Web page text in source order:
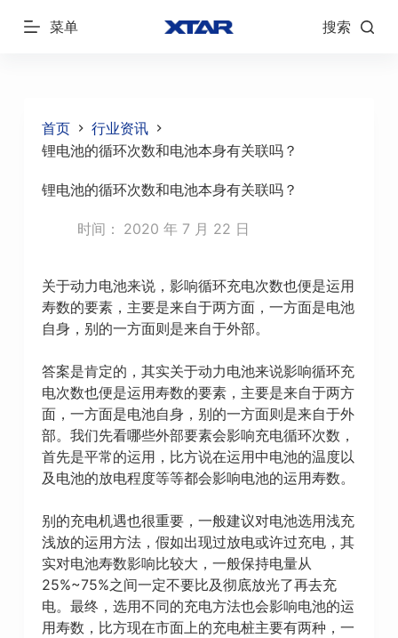
跳
菜单 搜索
首页
行业资讯
锂电池的循环次数和电池本身有关联吗？
锂电池的循环次数和电池本身有关联吗？
时间： 2020 年 7 月 22 日
关于动力电池来说，影响循环充电次数也便是运用
寿数的要素，主要是来自于两方面，一方面是电池
自身，别的一方面则是来自于外部。
答案是肯定的，其实关于动力电池来说影响循环充
电次数也便是运用寿数的要素，主要是来自于两方
面，一方面是电池自身，别的一方面则是来自于外
部。我们先看哪些外部要素会影响充电循环次数，
首先是平常的运用，比方说在运用中电池的温度以
及电池的放电程度等等都会影响电池的运用寿数。
别的充电机遇也很重要，一般建议对电池选用浅充
浅放的运用方法，假如出现过放电或许过充电，其
实对电池寿数影响比较大，一般保持电量从
25%~75%之间一定不要比及彻底放光了再去充
电。最终，选用不同的充电方法也会影响电池的运
用寿数，比方现在市面上的充电桩主要有两种，一